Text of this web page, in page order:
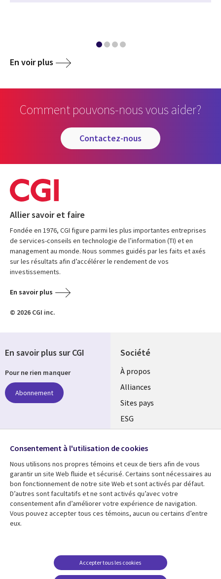
En voir plus
Comment pouvons-nous vous aider?
contactez-nous
Allier savoir et faire
Fondée en 1976, CGI figure parmi les plus importantes entreprises
de services-conseils en technologie de l’information (TI) et en
management au monde. Nous sommes guidés par les faits et axés
sur les résultats afin d’accélérer le rendement de vos
investissements.
En savoir plus
© 2026 CGI inc.
Société
À propos
Alliances
Sites pays
ESG
Fusions
Salle de presse
Ressources
Articles
Études de cas
Support
Restrictions et
conditions juridiques
En savoir plus sur CGI
Pour ne rien manquer
Abonnement
Suivez-nous
Social
Media
Global
FR
Consentement à l'utilisation de cookies
Nous utilisons nos propres témoins et ceux de tiers afin de vous
garantir un site Web fluide et sécurisé. Certains sont nécessaires au
bon fonctionnement de notre site Web et sont activés par défaut.
D’autres sont facultatifs et ne sont activés qu’avec votre
consentement afin d’améliorer votre expérience de navigation.
Vous pouvez accepter tous ces témoins, aucun ou certains d’entre
eux.
Accepter tous les cookies